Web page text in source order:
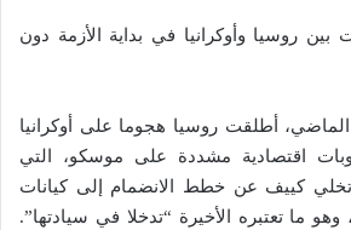
روسيا وأوكرانيا في بداية الأزمة دون
الماضي، أطلقت روسيا هجوما على أوكرانيا
اقتصادية مشددة على موسكو، التي
تخلي كييف عن خطط الانضمام إلى كيانات
وهو ما تعتبره الأخيرة “تدخلا في سيادتها”.